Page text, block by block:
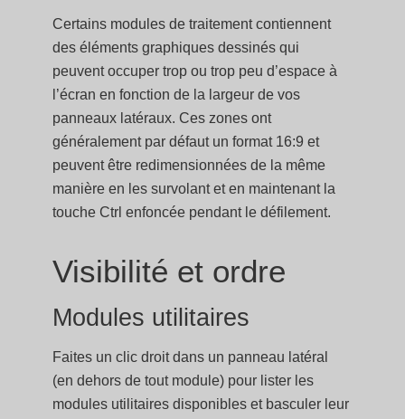
Certains modules de traitement contiennent
des éléments graphiques dessinés qui
peuvent occuper trop ou trop peu d’espace à
l’écran en fonction de la largeur de vos
panneaux latéraux. Ces zones ont
généralement par défaut un format 16:9 et
peuvent être redimensionnées de la même
manière en les survolant et en maintenant la
touche Ctrl enfoncée pendant le défilement.
Visibilité et ordre
Modules utilitaires
Faites un clic droit dans un panneau latéral
(en dehors de tout module) pour lister les
modules utilitaires disponibles et basculer leur